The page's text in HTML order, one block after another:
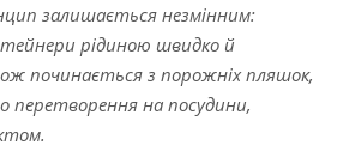
залишається незмінним:
рідиною швидко й
починається з порожніх пляшок,
перетворення на посудини,